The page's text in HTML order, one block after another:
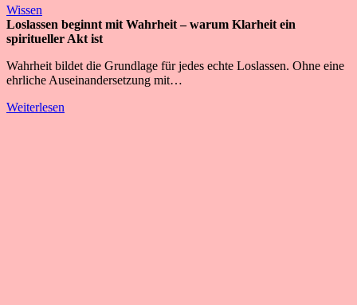
Wissen
Loslassen beginnt mit Wahrheit – warum Klarheit ein
spiritueller Akt ist
Wahrheit bildet die Grundlage für jedes echte Loslassen. Ohne eine
ehrliche Auseinandersetzung mit…
Weiterlesen